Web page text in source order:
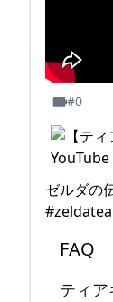
#0
ゼルダの
FAQ
ティ